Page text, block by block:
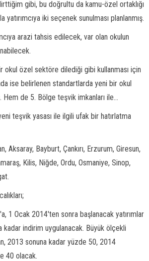
gibi, bu doğrultu da kamu-özel ortaklığı
yatırımcıya iki seçenek sunulması planlanmış.
arazi tahsis edilecek, var olan okulun
okul özel sektöre dilediği gibi kullanması için
ise belirlenen standartlarda yeni bir okul
Hem de 5. Bölge teşvik imkanları ile...
teşvik yasası ile ilgili ufak bir hatırlatma
Aksaray, Bayburt, Çankırı, Erzurum, Giresun,
Kilis, Niğde, Ordu, Osmaniye, Sinop,
1 Ocak 2014′ten sonra başlanacak yatırımlar
kadar indirim uygulanacak. Büyük ölçekli
2013 sonuna kadar yüzde 50, 2014
40 olacak.